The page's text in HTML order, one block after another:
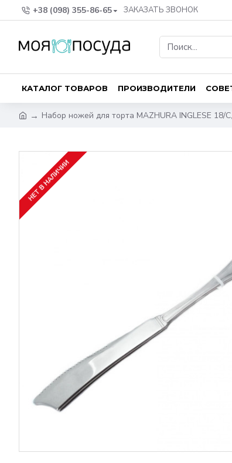
+38 (098) 355-86-65 ЗАКАЗАТЬ ЗВОНОК
КАТАЛОГ ТОВАРОВ ПРОИЗВОДИТЕЛИ
Набор ножей для торта MAZHURA INGLESE 18/
НЕТ В НАЛИЧИИ